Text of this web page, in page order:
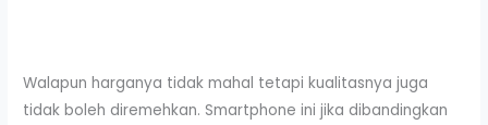
Walapun harganya tidak mahal tetapi kualitasnya juga
tidak boleh diremehkan. Smartphone ini jika dibandingkan